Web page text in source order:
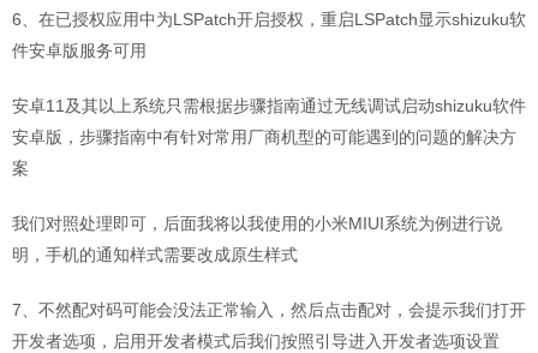
6、在已授权应用中为LSPatch开启授权，重启LSPatch显示shizuku软
件安卓版服务可用
安卓11及其以上系统只需根据步骤指南通过无线调试启动shizuku软件
安卓版，步骤指南中有针对常用厂商机型的可能遇到的问题的解决方
案
我们对照处理即可，后面我将以我使用的小米MIUI系统为例进行说
明，手机的通知样式需要改成原生样式
7、不然配对码可能会没法正常输入，然后点击配对，会提示我们打开
开发者选项，启用开发者模式后我们按照引导进入开发者选项设置